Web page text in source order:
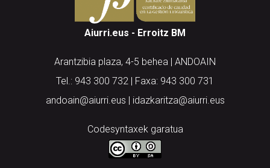
Aiurri.eus - Erroitz BM
Arantzibia plaza, 4-5 behea | ANDOAIN
Tel.: 943 300 732 | Faxa: 943 300 731
andoain@aiurri.eus | idazkaritza@aiurri.eus
Codesyntaxek garatua